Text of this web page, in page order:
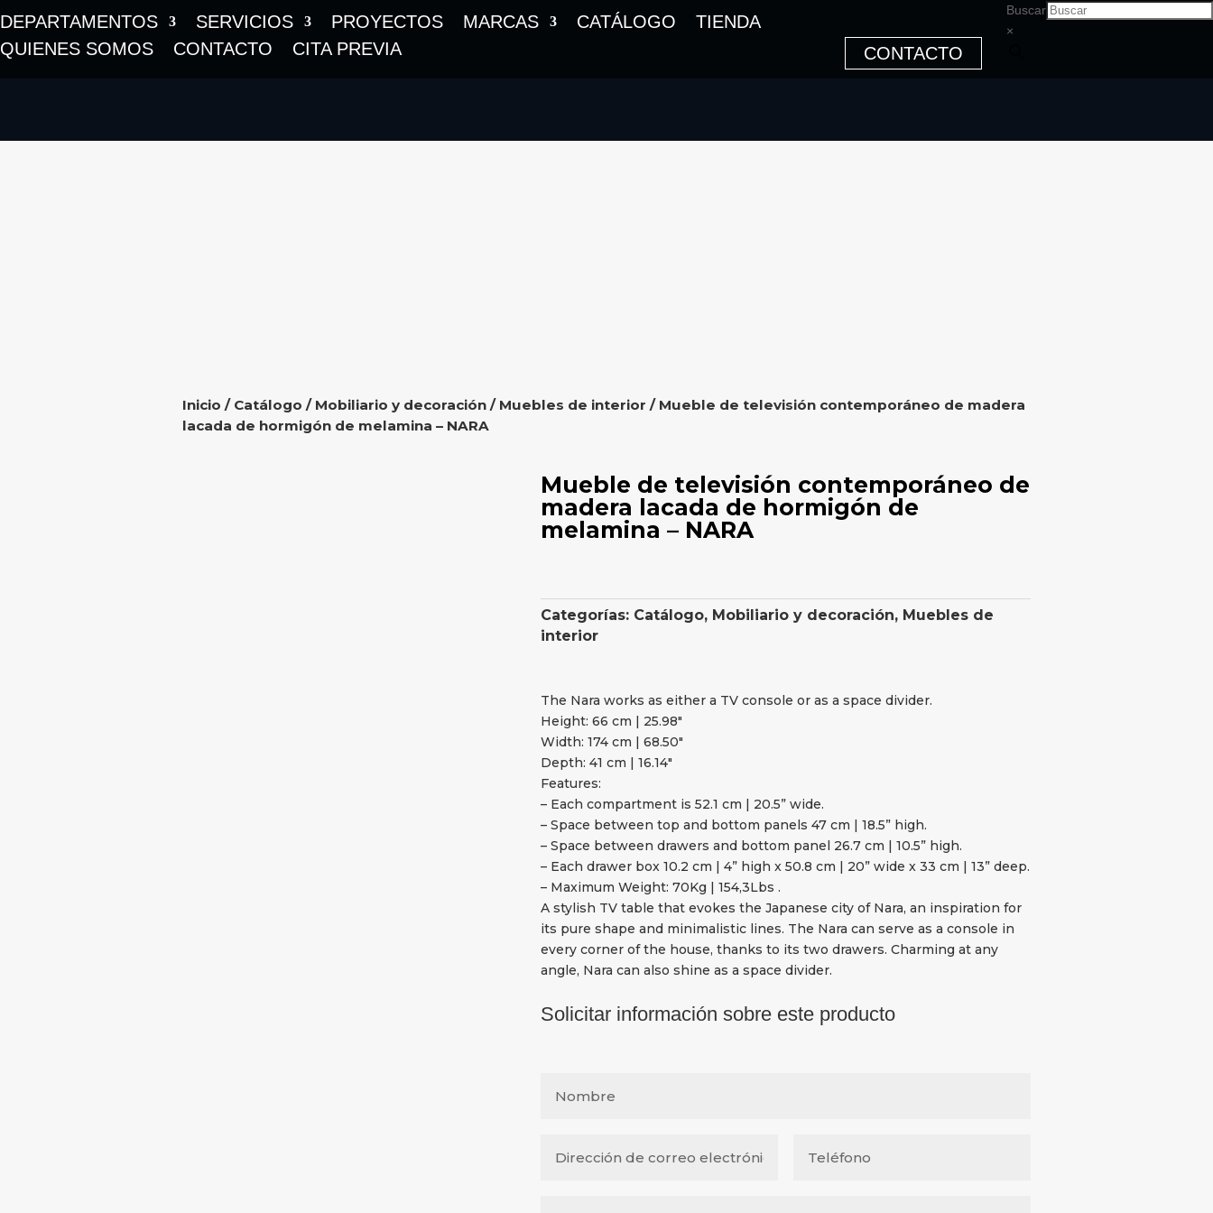
DEPARTAMENTOS SERVICIOS PROYECTOS MARCAS CATÁLOGO
TIENDA
QUIENES SOMOS
CONTACTO CITA PREVIA CONTACTO
Buscar
×
Inicio / Catálogo / Mobiliario y decoración/ Muebles de interior / Mueble de televisión contemporáneo de madera
lacada de hormigón de melamina – NARA
Mueble de televisión contemporáneo de
madera lacada de hormigón de
melamina – NARA
Categorías: Catálogo, Mobiliario y decoración, Muebles de
interior
The Nara works as either a TV console or as a space divider.
Height: 66 cm | 25.98″
Width: 174 cm | 68.50″
Depth: 41 cm | 16.14″
Features:
– Each compartment is 52.1 cm | 20.5” wide.
– Space between top and bottom panels 47 cm | 18.5” high.
– Space between drawers and bottom panel 26.7 cm | 10.5” high.
– Each drawer box 10.2 cm | 4” high x 50.8 cm | 20” wide x 33 cm | 13” deep.
– Maximum Weight: 70Kg | 154,3Lbs .
A stylish TV table that evokes the Japanese city of Nara, an inspiration for
its pure shape and minimalistic lines. The Nara can serve as a console in
every corner of the house, thanks to its two drawers. Charming at any
angle, Nara can also shine as a space divider.
Solicitar información sobre este producto